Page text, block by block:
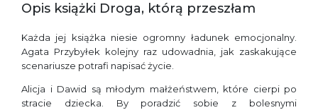
Opis książki Droga, którą przeszłam
Każda jej książka niesie ogromny ładunek emocjonalny.
Agata Przybyłek kolejny raz udowadnia, jak zaskakujące
scenariusze potrafi napisać życie.
Alicja i Dawid są młodym małżeństwem, które cierpi po
stracie dziecka. By poradzić sobie z bolesnymi